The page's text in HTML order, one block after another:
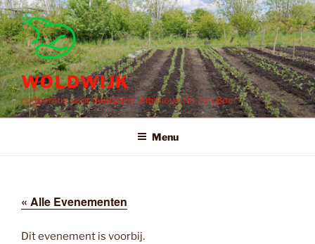
Ga
naar
de
inhoud
WOLDWIJK
coöperatie voor duurzame initiatieven in Ten Boer
Menu
« Alle Evenementen
Dit evenement is voorbij.